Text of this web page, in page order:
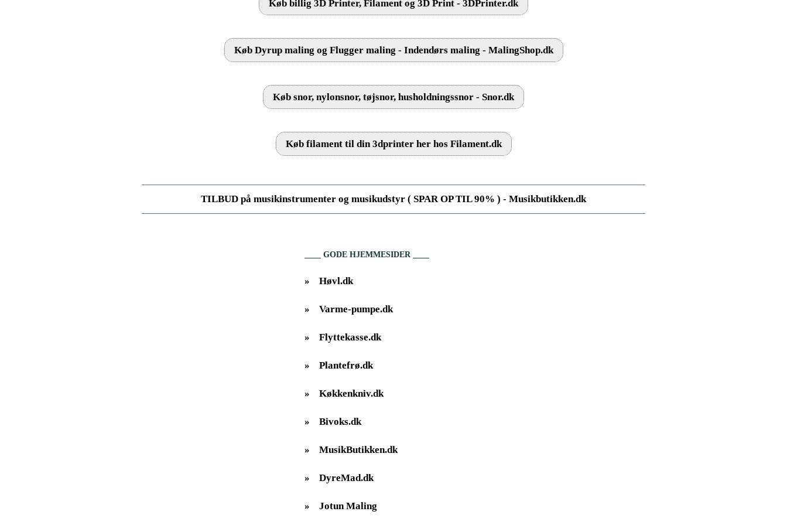
Køb billig 3D Printer, Filament og 3D Print - 3DPrinter.dk
Køb Dyrup maling og Flugger maling - Indendørs maling - MalingShop.dk
Køb snor, nylonsnor, tøjsnor, husholdningssnor - Snor.dk
Køb filament til din 3dprinter her hos Filament.dk
TILBUD på musikinstrumenter og musikudstyr ( SPAR OP TIL 90% ) - Musikbutikken.dk
GODE HJEMMESIDER
» Høvl.dk
» Varme-pumpe.dk
» Flyttekasse.dk
» Plantefrø.dk
» Køkkenkniv.dk
» Bivoks.dk
» MusikButikken.dk
» DyreMad.dk
» Jotun Maling